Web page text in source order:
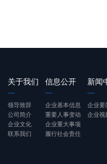
关于我们
领导致辞
公司简介
企业文化
联系我们
信息公开
企业基本信息
重要人事变动
企业重大事项
履行社会责任
新闻
企业要
企业视